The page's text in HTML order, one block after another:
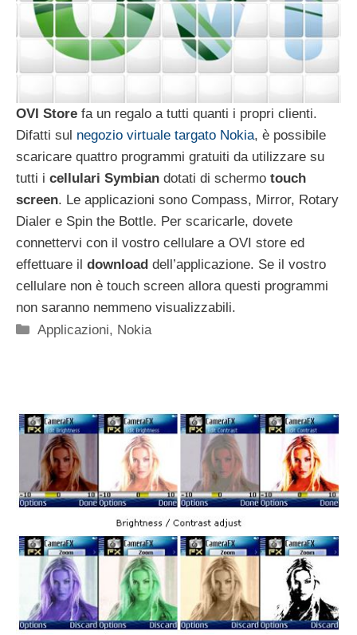
OVI Store fa un regalo a tutti quanti i propri clienti.
Difatti sul negozio virtuale targato Nokia, è possibile
scaricare quattro programmi gratuiti da utilizzare su
tutti i cellulari Symbian dotati di schermo touch
screen. Le applicazioni sono Compass, Mirror, Rotary
Dialer e Spin the Bottle. Per scaricarle, dovete
connettervi con il vostro cellulare a OVI store ed
effettuare il download dell’applicazione. Se il vostro
cellulare non è touch screen allora questi programmi
non saranno nemmeno visualizzabili.
Categorie
Applicazioni, Nokia